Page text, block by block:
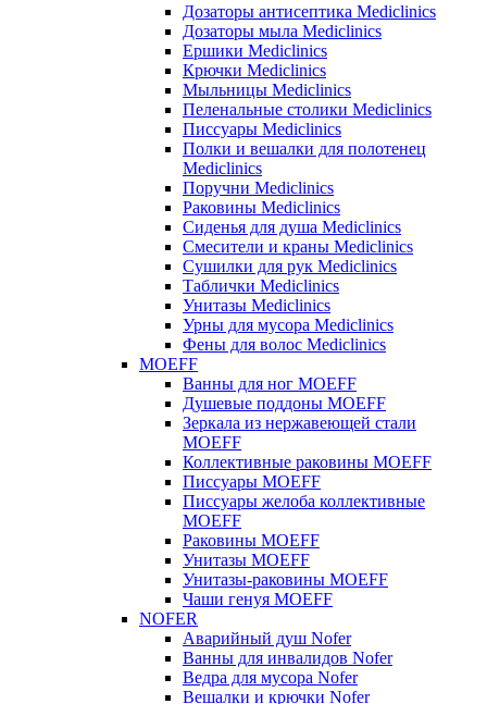
Дозаторы антисептика Mediclinics
Дозаторы мыла Mediclinics
Ершики Mediclinics
Крючки Mediclinics
Мыльницы Mediclinics
Пеленальные столики Mediclinics
Писсуары Mediclinics
Полки и вешалки для полотенец
Mediclinics
Поручни Mediclinics
Раковины Mediclinics
Сиденья для душа Mediclinics
Смесители и краны Mediclinics
Сушилки для рук Mediclinics
Таблички Mediclinics
Унитазы Mediclinics
Урны для мусора Mediclinics
Фены для волос Mediclinics
MOEFF
Ванны для ног MOEFF
Душевые поддоны MOEFF
Зеркала из нержавеющей стали
MOEFF
Коллективные раковины MOEFF
Писсуары MOEFF
Писсуары желоба коллективные
MOEFF
Раковины MOEFF
Унитазы MOEFF
Унитазы-раковины MOEFF
Чаши генуя MOEFF
NOFER
Аварийный душ Nofer
Ванны для инвалидов Nofer
Ведра для мусора Nofer
Вешалки и крючки Nofer